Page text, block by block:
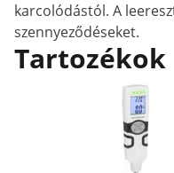
karcolódástól. A
szennyeződéseket.
Tartozékok